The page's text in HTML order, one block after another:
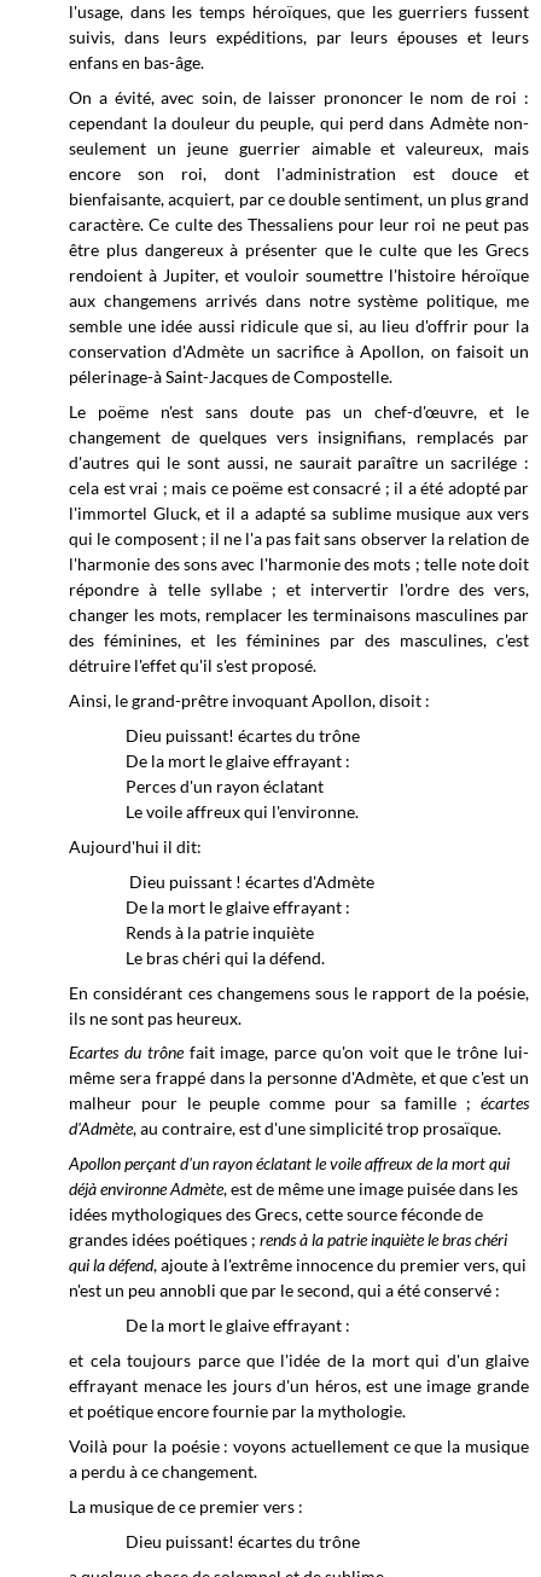
l'usage, dans les temps héroïques, que les guerriers fussent
suivis, dans leurs expéditions, par leurs épouses et leurs
enfans en bas-âge.
On a évité, avec soin, de laisser prononcer le nom de roi :
cependant la douleur du peuple, qui perd dans Admète non-
seulement un jeune guerrier aimable et valeureux, mais
encore son roi, dont l'administration est douce et
bienfaisante, acquiert, par ce double sentiment, un plus grand
caractère. Ce culte des Thessaliens pour leur roi ne peut pas
être plus dangereux à présenter que le culte que les Grecs
rendoient à Jupiter, et vouloir soumettre l'histoire héroïque
aux changemens arrivés dans notre système politique, me
semble une idée aussi ridicule que si, au lieu d'offrir pour la
conservation d'Admète un sacrifice à Apollon, on faisoit un
pélerinage-à Saint-Jacques de Compostelle.
Le poëme n'est sans doute pas un chef-d'œuvre, et le
changement de quelques vers insignifians, remplacés par
d'autres qui le sont aussi, ne saurait paraître un sacrilége :
cela est vrai ; mais ce poëme est consacré ; il a été adopté par
l'immortel Gluck, et il a adapté sa sublime musique aux vers
qui le composent ; il ne l'a pas fait sans observer la relation de
l'harmonie des sons avec l'harmonie des mots ; telle note doit
répondre à telle syllabe ; et intervertir l'ordre des vers,
changer les mots, remplacer les terminaisons masculines par
des féminines, et les féminines par des masculines, c'est
détruire l'effet qu'il s'est proposé.
Ainsi, le grand-prêtre invoquant Apollon, disoit :
Dieu puissant! écartes du trône
De la mort le glaive effrayant :
Perces d'un rayon éclatant
Le voile affreux qui l'environne.
Aujourd'hui il dit:
Dieu puissant ! écartes d'Admète
De la mort le glaive effrayant :
Rends à la patrie inquiète
Le bras chéri qui la défend.
En considérant ces changemens sous le rapport de la poésie,
ils ne sont pas heureux.
Ecartes du trônefait image, parce qu'on voit que le trône lui-
même sera frappé dans la personne d'Admète, et que c'est un
malheur pour le peuple comme pour sa famille ; écartes
d'Admète, au contraire, est d'une simplicité trop prosaïque.
Apollon perçant d'un rayon éclatant le voile affreux de la mort qui
déjà environne Admète, est de même une image puisée dans les
idées mythologiques des Grecs, cette source féconde de
grandes idées poétiques ;rends à la patrie inquiète le bras chéri
qui la défend, ajoute à l'extrême innocence du premier vers, qui
n'est un peu annobli que par le second, qui a été conservé :
De la mort le glaive effrayant :
et cela toujours parce que l'idée de la mort qui d'un glaive
effrayant menace les jours d'un héros, est une image grande
et poétique encore fournie par la mythologie.
Voilà pour la poésie : voyons actuellement ce que la musique
a perdu à ce changement.
La musique de ce premier vers :
Dieu puissant! écartes du trône